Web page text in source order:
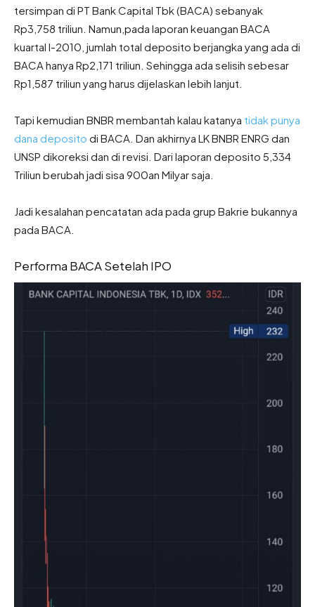
tersimpan di PT Bank Capital Tbk (BACA) sebanyak
Rp3,758 triliun. Namun,pada laporan keuangan BACA
kuartal I-2010, jumlah total deposito berjangka yang ada di
BACA hanya Rp2,171 triliun. Sehingga ada selisih sebesar
Rp1,587 triliun yang harus dijelaskan lebih lanjut.
Tapi kemudian BNBR membantah kalau katanya tidak punya
dana deposito di BACA. Dan akhirnya LK BNBR ENRG dan
UNSP dikoreksi dan di revisi. Dari laporan deposito 5,334
Triliun berubah jadi sisa 900an Milyar saja.
Jadi kesalahan pencatatan ada pada grup Bakrie bukannya
pada BACA.
Performa BACA Setelah IPO